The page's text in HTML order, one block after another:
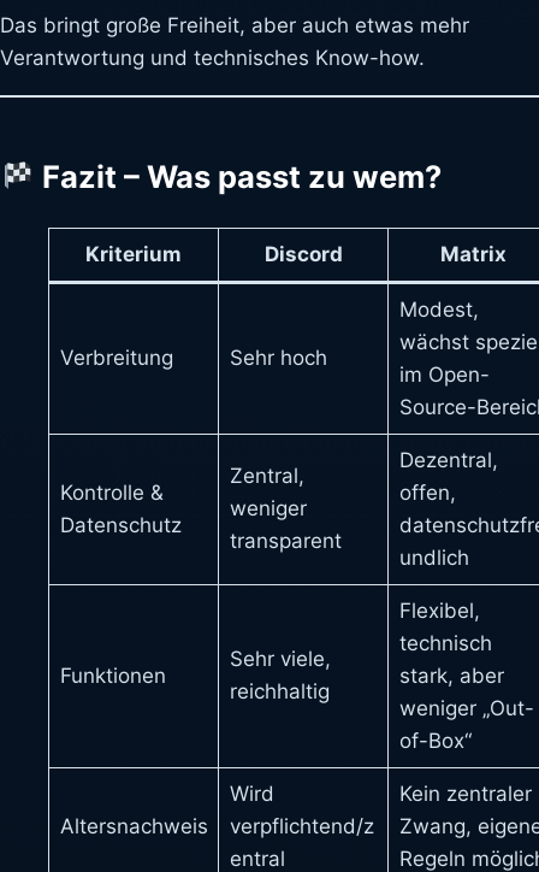
Das bringt große Freiheit, aber auch etwas mehr
Verantwortung und technisches Know-how.
Fazit – Was passt zu wem?
Kriterium Discord Matrix
Verbreitung Sehr hoch
Modest,
wächst
im Open-
Source-
Kontrolle &
Datenschutz
Zentral,
weniger
transparent
Dezentral,
offen,
undlich
Funktionen
Sehr viele,
reichhaltig
Flexibel,
technisch
stark, aber
weniger „Out-
of-Box“
Altersnachweis
Wird
verpflichtend/z
entral
Kein zentraler
Zwang,
Regeln